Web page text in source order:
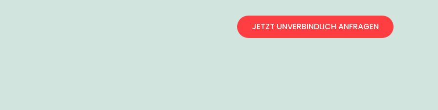
JETZT UNVERBINDLICH ANFRAGEN